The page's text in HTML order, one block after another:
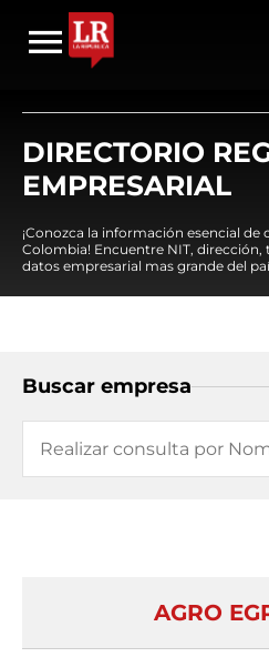
DIRECTORIO
EMPRESARIAL
¡Conozca la información esencial de
Colombia! Encuentre NIT, dirección,
datos empresarial mas grande del
Buscar empresa
AGRO